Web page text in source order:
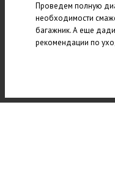
Проведем полную
необходимости
багажник. А еще
рекомендации по